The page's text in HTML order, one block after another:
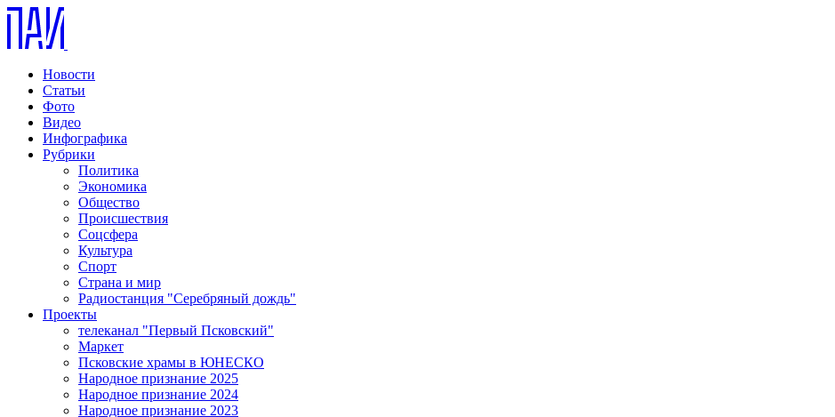
Новости
Статьи
Фото
Видео
Инфографика
Рубрики
Политика
Экономика
Общество
Происшествия
Соцсфера
Культура
Спорт
Страна и мир
Радиостанция "Серебряный дождь"
Проекты
телеканал "Первый Псковский"
Маркет
Псковские храмы в ЮНЕСКО
Народное признание 2025
Народное признание 2024
Народное признание 2023